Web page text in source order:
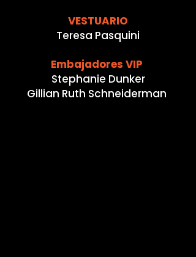
VESTUARIO
Teresa Pasquini
Embajadores VIP
Stephanie Dunker
Gillian Ruth Schneiderman